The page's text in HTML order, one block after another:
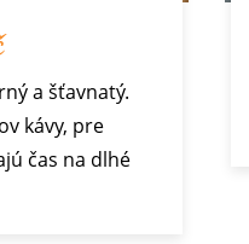
a šťavnatý.
kávy, pre
čas na dlhé